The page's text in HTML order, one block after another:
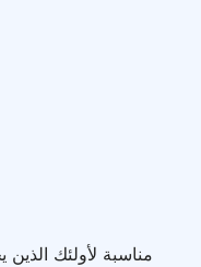
مناسبة لأولئك